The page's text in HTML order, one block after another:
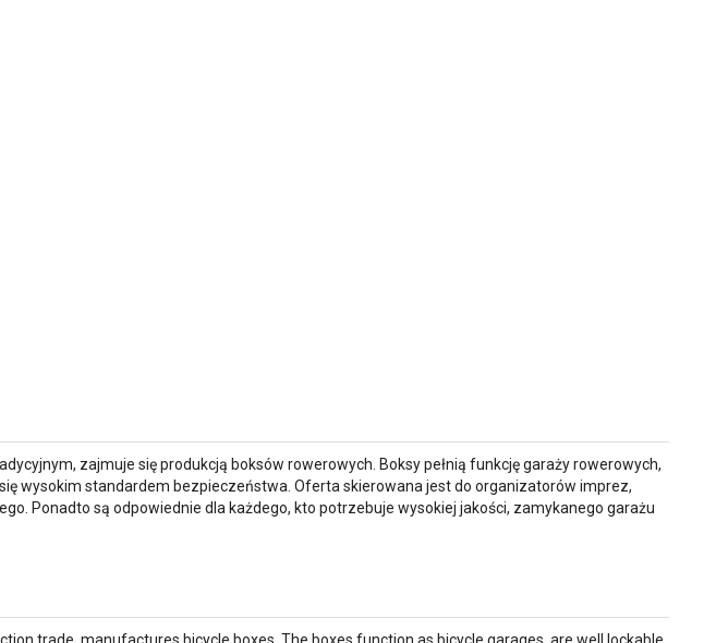
zajmuje się produkcją boksów rowerowych. Boksy pełnią funkcję garaży rowerowych,
wysokim standardem bezpieczeństwa. Oferta skierowana jest do organizatorów imprez,
Ponadto są odpowiednie dla każdego, kto potrzebuje wysokiej jakości, zamykanego garażu